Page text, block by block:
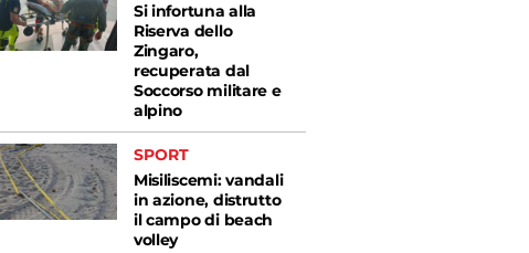
Si infortuna alla
Riserva dello
Zingaro,
recuperata dal
Soccorso militare e
alpino
SPORT
Misiliscemi: vandali
in azione, distrutto
il campo di beach
volley